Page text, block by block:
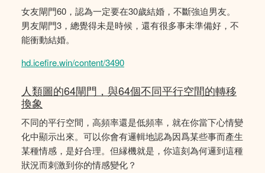
女友閘門60，認為一定要在30歲結婚，不斷強迫男友。
男友閘門3，總覺得未是時候，還有很多事未準備好，不
能衝動結婚。
hd.icefire.win/content/3490
人類圖的64閘門，與64個不同平行空間的轉移
換象
不同的平行空間，高頻率還是低頻率，就在你當下心情變
化中顯示出來。可以你會有邏輯地認為因爲某些事而產生
某種情感，是好合理。但縁機就是，你這刻為何邏到這種
狀況而刺激到你的情感變化？